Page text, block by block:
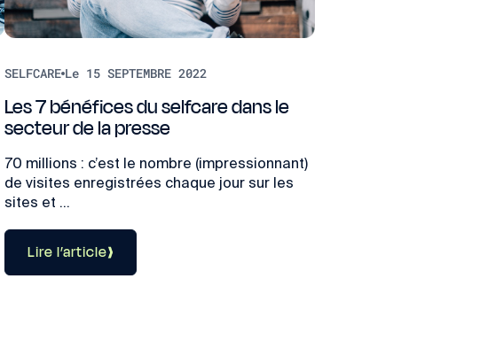
SELFCARE Le 15 SEPTEMBRE 2022
Les 7 bénéfices du selfcare dans le
secteur de la presse
70 millions : c’est le nombre (impressionnant)
de visites enregistrées chaque jour sur les
sites et ...
Lire l’article